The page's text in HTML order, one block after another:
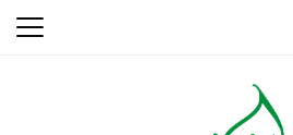
Skip